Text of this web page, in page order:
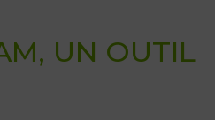
UN OUTIL